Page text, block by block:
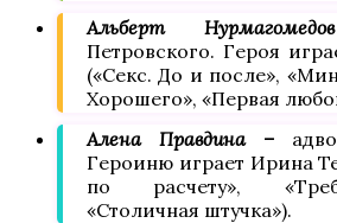
Альберт
Петровского. Героя
(«Секс. До и после»,
Хорошего», «Первая
Алена Правдина –
Героиню играет Ирина
по расчету»,
«Столичная штучка»).